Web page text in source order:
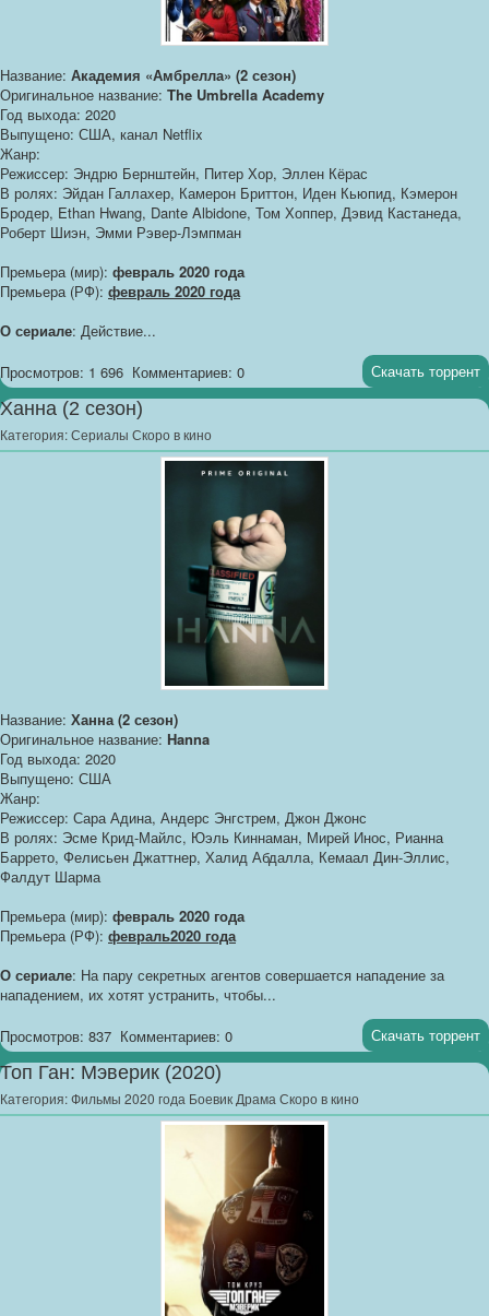
Название: Академия «Амбрелла» (2 сезон)
Оригинальное название: The Umbrella Academy
Год выхода: 2020
Выпущено: США, канал Netflix
Жанр:
Режиссер: Эндрю Бернштейн, Питер Хор, Эллен Кёрас
В ролях: Эйдан Галлахер, Камерон Бриттон, Иден Кьюпид, Кэмерон
Бродер, Ethan Hwang, Dante Albidone, Том Хоппер, Дэвид Кастанеда,
Роберт Шиэн, Эмми Рэвер-Лэмпман
Премьера (мир): февраль 2020 года
Премьера (РФ): февраль 2020 года
О сериале: Действие...
Просмотров: 1 696 Комментариев: 0 Скачать торрент
Ханна (2 сезон)
Категория:Сериалы Скоро в кино
Название: Ханна (2 сезон)
Оригинальное название: Hanna
Год выхода: 2020
Выпущено: США
Жанр:
Режиссер: Сара Адина, Андерс Энгстрем, Джон Джонс
В ролях: Эсме Крид-Майлс, Юэль Киннаман, Мирей Инос, Рианна
Баррето, Фелисьен Джаттнер, Халид Абдалла, Кемаал Дин-Эллис,
Фалдут Шарма
Премьера (мир): февраль 2020 года
Премьера (РФ): февраль2020 года
О сериале: На пару секретных агентов совершается нападение за
нападением, их хотят устранить, чтобы...
Просмотров: 837 Комментариев: 0 Скачать торрент
Топ Ган: Мэверик (2020)
Категория:Фильмы 2020 года Боевик Драма Скоро в кино